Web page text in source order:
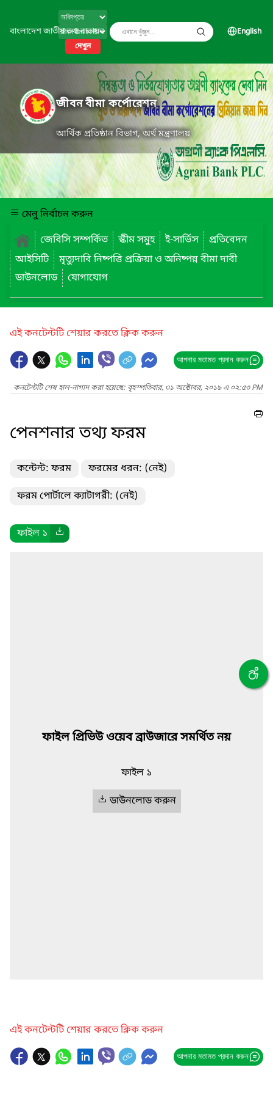
বাংলাদেশ জাতীয় তথ্য বাতায়ন
দেখুন
English
জীবন বীমা কর্পোরেশন
আর্থিক প্রতিষ্ঠান বিভাগ, অর্থ মন্ত্রণালয়
মেনু নির্বাচন করুন
জেবিসি সম্পর্কিত
স্কীম সমুহ ই-সার্ভিস
প্রতিবেদন
আইসিটি
মৃত্যুদাবি নিষ্পত্তি প্রক্রিয়া ও অনিষ্পন্ন বীমা দাবী
ডাউনলোড
যোগাযোগ
এই কনটেন্টটি শেয়ার করতে ক্লিক করুন
আপনার মতামত প্রদান করুন
কনটেন্টটি শেষ হাল-নাগাদ করা হয়েছে: বৃহস্পতিবার, ৩১ অক্টোবর, ২০১৯ এ ০২:৫৩ PM
পেনশনার তথ্য ফরম
কন্টেন্ট: ফরম ফরমের ধরন: (নেই)
ফরম পোর্টালে ক্যাটাগরী: (নেই)
ফাইল ১
ফাইল প্রিভিউ ওয়েব ব্রাউজারে সমর্থিত নয়
ফাইল ১
ডাউনলোড করুন
এই কনটেন্টটি শেয়ার করতে ক্লিক করুন
আপনার মতামত প্রদান করুন